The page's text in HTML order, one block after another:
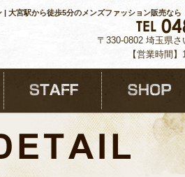
| 大宮駅から徒歩5分のメンズファッション販売なら
〒330-0802 埼玉県
【営業時間